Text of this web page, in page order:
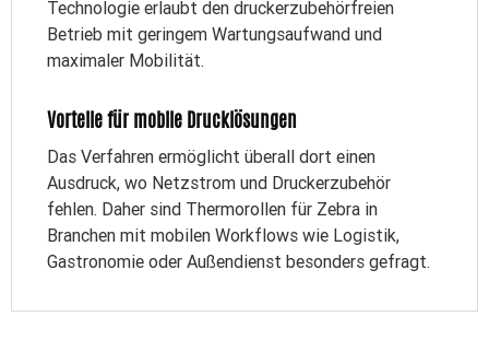
Technologie erlaubt den druckerzubehörfreien
Betrieb mit geringem Wartungsaufwand und
maximaler Mobilität.
Vorteile für mobile Drucklösungen
Das Verfahren ermöglicht überall dort einen
Ausdruck, wo Netzstrom und Druckerzubehör
fehlen. Daher sind Thermorollen für Zebra in
Branchen mit mobilen Workflows wie Logistik,
Gastronomie oder Außendienst besonders gefragt.